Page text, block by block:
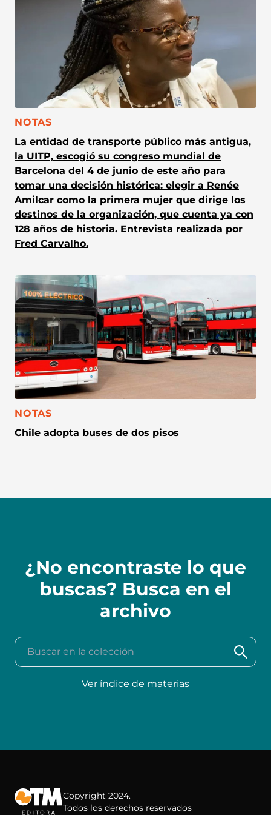
CATEGORÍA:
NOTAS
La entidad de transporte público más antigua,
la UITP, escogió su congreso mundial de
Barcelona del 4 de junio de este año para
tomar una decisión histórica: elegir a Renée
Amilcar como la primera mujer que dirige los
destinos de la organización, que cuenta ya con
128 años de historia. Entrevista realizada por
Fred Carvalho.
CATEGORÍA:
NOTAS
Chile adopta buses de dos pisos
¿No encontraste lo que
buscas? Busca en el
archivo
Buscar en la colección
Ver índice de materias
Copyright 2024.
Todos los derechos reservados